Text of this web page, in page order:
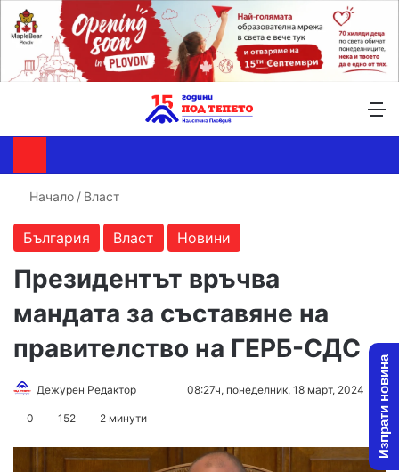
Начало / Власт
България Власт Новини
Президентът връчва
мандата за съставяне на
правителство на ГЕРБ-СДС
Дежурен Редактор
Send08:27ч, понеделник, 18 март, 2024
0 152 2 минути Изпрати новина